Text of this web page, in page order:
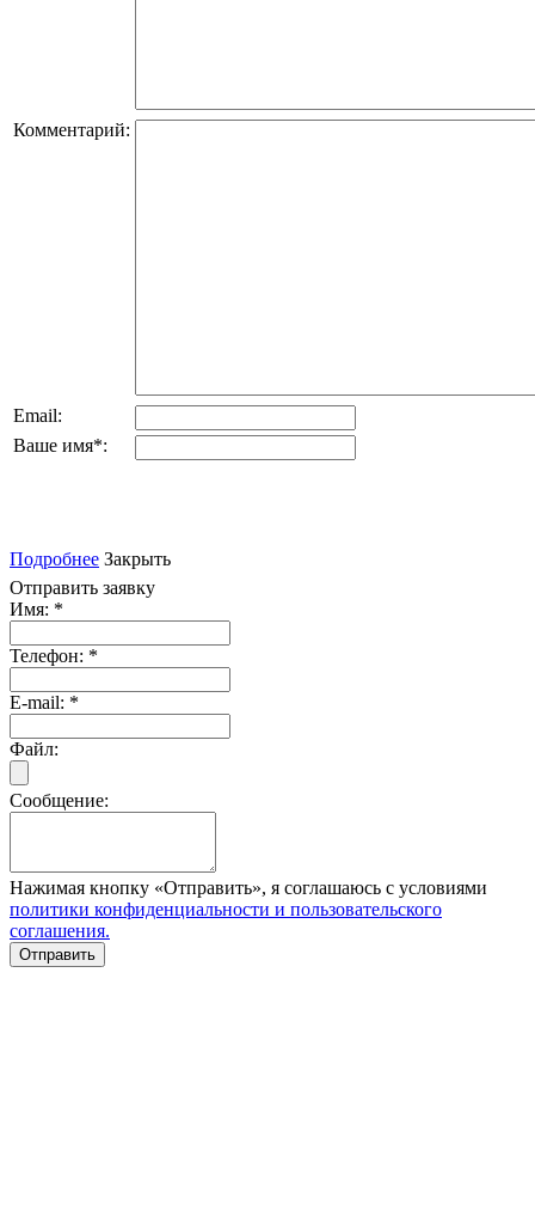
Комментарий:
Email:
Ваше имя*:
Подробнее Закрыть
Отправить заявку
Имя: *
Телефон: *
E-mail: *
Файл:
Сообщение:
Нажимая кнопку «Отправить», я соглашаюсь с условиями
политики конфиденциальности и пользовательского
соглашения.
Отправить